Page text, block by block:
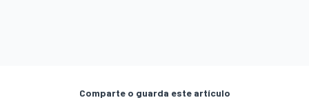
Comparte o guarda este artículo